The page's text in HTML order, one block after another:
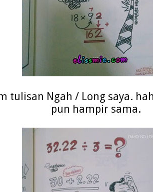
tulisan Ngah / Long saya.
pun hampir sama.